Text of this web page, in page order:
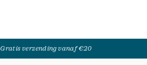
Gratis verzending vanaf €20